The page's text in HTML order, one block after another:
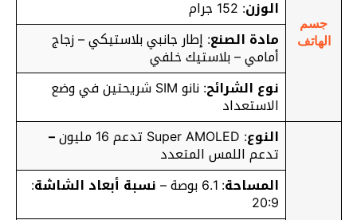
جسم
الهاتف
الوزن: 152 جرام
مادة الصنع: إطار جانبي بلاستيكي – زجاج
أمامي – بلاستيك خلفي
نوع الشرائح
: نانو SIM شريحتين في وضع
الاستعداد
النوع: Super AMOLED تدعم 16 مليون –
تدعم اللمس المتعدد
المساحة: 6.1 بوصة – نسبة أبعاد الشاشة:
20:9